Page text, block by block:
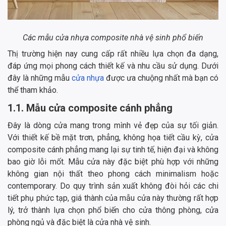
Các mẫu cửa nhựa composite nhà vệ sinh phổ biến
Thị trường hiện nay cung cấp rất nhiều lựa chọn đa dạng,
đáp ứng mọi phong cách thiết kế và nhu cầu sử dụng. Dưới
đây là những mẫu cửa nhựa được ưa chuộng nhất mà bạn có
thể tham khảo.
1.1. Mẫu cửa composite cánh phẳng
Đây là dòng cửa mang trong mình vẻ đẹp của sự tối giản.
Với thiết kế bề mặt trơn, phẳng, không họa tiết cầu kỳ, cửa
composite cánh phẳng mang lại sự tinh tế, hiện đại và không
bao giờ lỗi mốt. Mẫu cửa này đặc biệt phù hợp với những
không gian nội thất theo phong cách minimalism hoặc
contemporary. Do quy trình sản xuất không đòi hỏi các chi
tiết phụ phức tạp, giá thành của mẫu cửa này thường rất hợp
lý, trở thành lựa chọn phổ biến cho cửa thông phòng, cửa
phòng ngủ và đặc biệt là cửa nhà vệ sinh.